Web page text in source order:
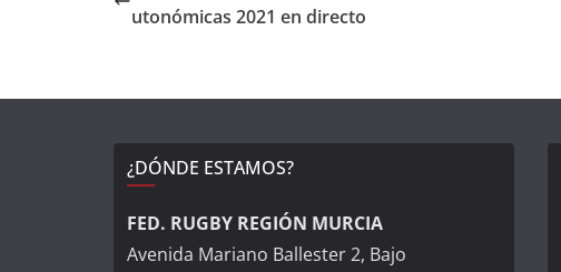
utonómicas 2021 en directo
¿DÓNDE ESTAMOS?
FED. RUGBY REGIÓN MURCIA
Avenida Mariano Ballester 2, Bajo